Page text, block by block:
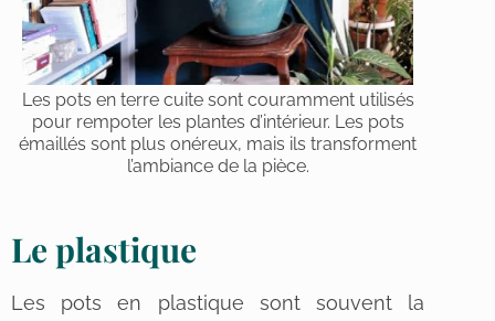
Les pots en terre cuite sont couramment utilisés
pour rempoter les plantes d’intérieur. Les pots
émaillés sont plus onéreux, mais ils transforment
l’ambiance de la pièce.
Le plastique
Les pots en plastique sont souvent la